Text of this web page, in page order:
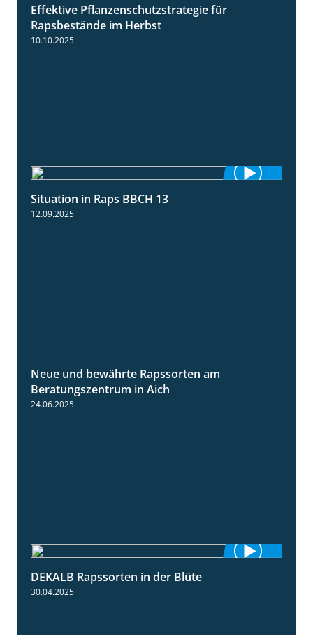
Effektive Pflanzenschutzstrategie für
Rapsbestände im Herbst
10.10.2025
Situation in Raps BBCH 13
12.09.2025
Neue und bewährte Rapssorten am
Beratungszentrum in Aich
DEKALB Rapssorten in der Blüte
30.04.2025